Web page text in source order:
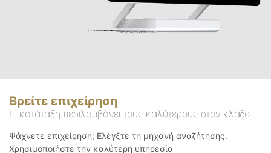
Βρείτε επιχείρηση
Η κατάταξη περιλαμβάνει τους καλύτερους στον κλάδο
Ψάχνετε επιχείρηση; Ελέγξτε τη μηχανή αναζήτησης.
Χρησιμοποιήστε την καλύτερη υπηρεσία